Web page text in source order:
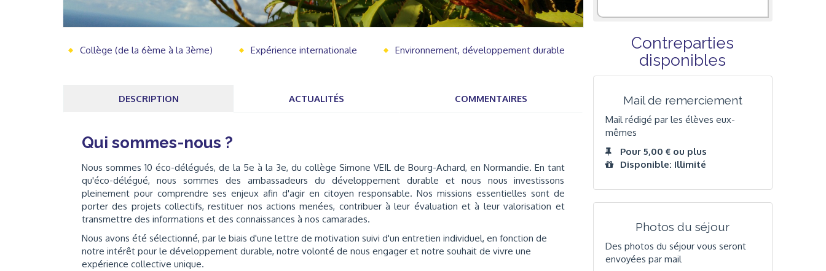
Collège (de la 6ème à la 3ème) Expérience internationale Environnement, développement durable
DESCRIPTION ACTUALITÉS COMMENTAIRES
Qui sommes-nous ?
Nous sommes 10 éco-délégués, de la 5e à la 3e, du collège Simone VEIL de Bourg-Achard, en Normandie. En tant
qu'éco-délégué, nous sommes des ambassadeurs du développement durable et nous nous investissons
pleinement pour comprendre ses enjeux afin d'agir en citoyen responsable. Nos missions essentielles sont de
porter des projets collectifs, restituer nos actions menées, contribuer à leur évaluation et à leur valorisation et
transmettre des informations et des connaissances à nos camarades.
Nous avons été sélectionné, par le biais d'une lettre de motivation suivi d'un entretien individuel, en fonction de
notre intérêt pour le développement durable, notre volonté de nous engager et notre souhait de vivre une
expérience collective unique.
Contreparties
disponibles
Mail de remerciement
Mail rédigé par les élèves eux-
mêmes
Pour 5,00 € ou plus
Disponible: Illimité
Photos du séjour
Des photos du séjour vous seront
envoyées par mail